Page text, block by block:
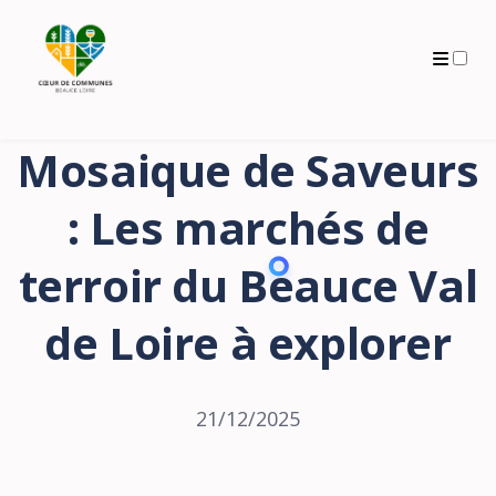
Mosaique de Saveurs
: Les marchés de
terroir du Beauce Val
de Loire à explorer
21/12/2025